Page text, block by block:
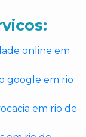
online em
google em rio
em rio de